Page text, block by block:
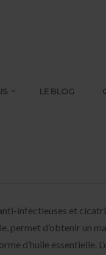
LE BLOG
infectieuses et
permet d’obtenir un
d’huile essentielle.